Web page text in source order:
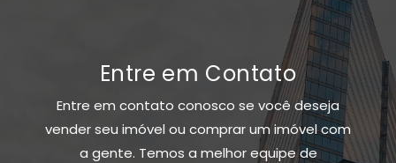
Entre em Contato
Entre em contato conosco se você deseja
vender seu imóvel ou comprar um imóvel com
a gente. Temos a melhor equipe de